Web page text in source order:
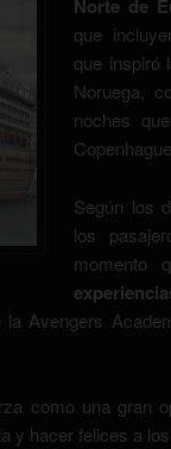
Norte de
que
que inspiró
Noruega,
noches
Según los
los
momento
Avengers
como una gran
y hacer felices a